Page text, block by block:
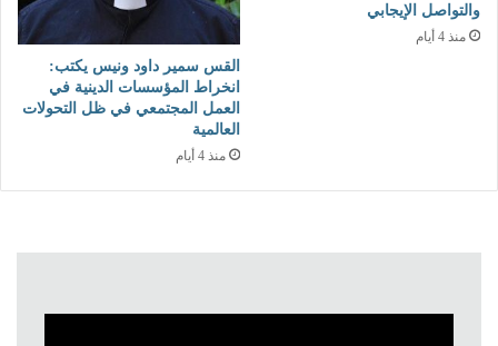
والتواصل الإيجابي
منذ 4 أيام
القس سمير داود ونيس يكتب:
انخراط المؤسسات الدينية في
العمل المجتمعي في ظل التحولات
العالمية
منذ 4 أيام